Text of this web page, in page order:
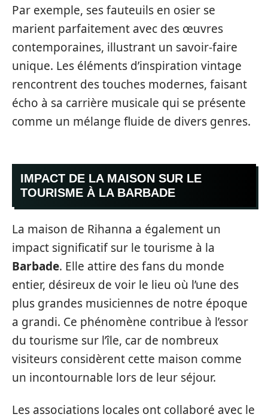
Par exemple, ses fauteuils en osier se
marient parfaitement avec des œuvres
contemporaines, illustrant un savoir-faire
unique. Les éléments d’inspiration vintage
rencontrent des touches modernes, faisant
écho à sa carrière musicale qui se présente
comme un mélange fluide de divers genres.
IMPACT DE LA MAISON SUR LE
TOURISME À LA BARBADE
La maison de Rihanna a également un
impact significatif sur le tourisme à la
Barbade. Elle attire des fans du monde
entier, désireux de voir le lieu où l’une des
plus grandes musiciennes de notre époque
a grandi. Ce phénomène contribue à l’essor
du tourisme sur l’île, car de nombreux
visiteurs considèrent cette maison comme
un incontournable lors de leur séjour.
Les associations locales ont collaboré avec le